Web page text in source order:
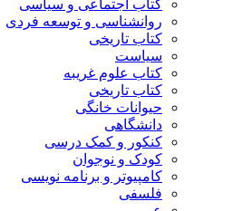
کتاب اجتماعی و سیاسی
روانشناسی و توسعه فردی
کتاب تاریخی
سیاست
کتاب علوم غریبه
کتاب تاریخی
حیوانات خانگی
دانشگاهی
کنکور و کمک‌ درسی
کودک و نوجوان
کامپیوتر و برنامه نویسی
فلسفی